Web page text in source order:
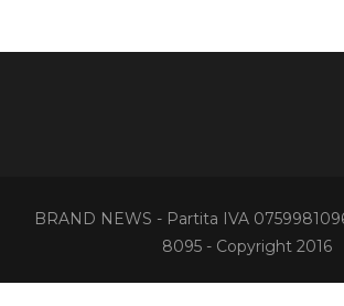
BRAND NEWS - Partita IVA
8095 - Copyright 2016